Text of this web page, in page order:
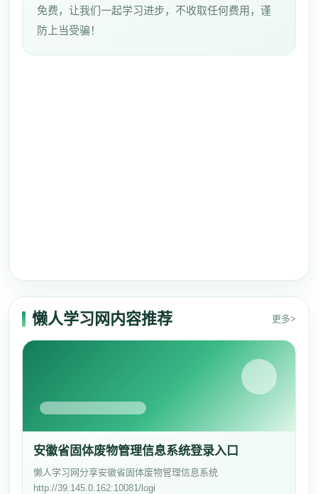
免费，让我们一起学习进步，不收取任何费用，谨
防上当受骗！
懒人学习网内容推荐 更多>
安徽省固体废物管理信息系统登录入口
懒人学习网分享安徽省固体废物管理信息系统
http://39.145.0.162:10081/logi